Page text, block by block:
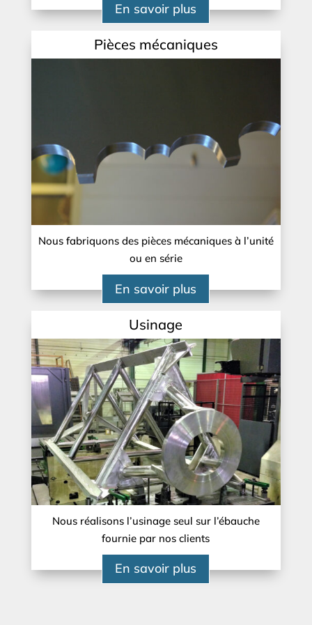
En savoir plus
Pièces mécaniques
Nous fabriquons des pièces mécaniques à l’unité
ou en série
En savoir plus
Usinage
Nous réalisons l’usinage seul sur l’ébauche
fournie par nos clients
En savoir plus